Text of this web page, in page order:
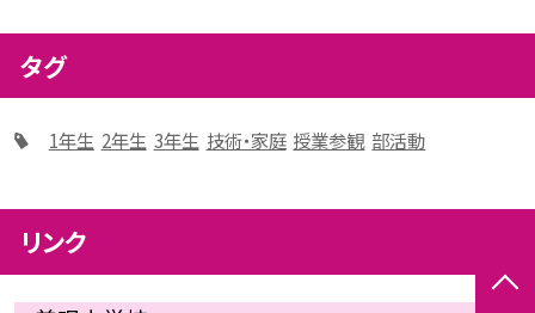
タグ
1年生 2年生 3年生 技術・家庭 授業参観 部活動
リンク